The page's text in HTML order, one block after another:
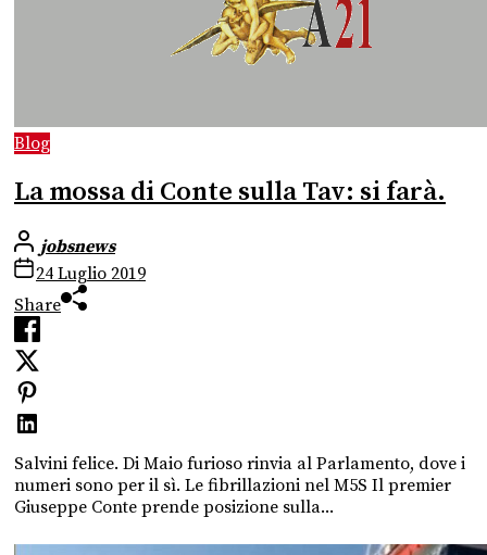
Blog
La mossa di Conte sulla Tav: si farà.
jobsnews
24 Luglio 2019
Share
Salvini felice. Di Maio furioso rinvia al Parlamento, dove i
numeri sono per il sì. Le fibrillazioni nel M5S Il premier
Giuseppe Conte prende posizione sulla...